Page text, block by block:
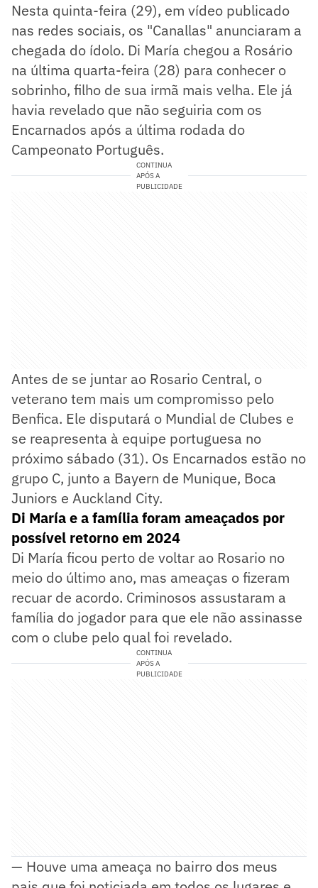
Nesta quinta-feira (29), em vídeo publicado
nas redes sociais, os "Canallas" anunciaram a
chegada do ídolo. Di María chegou a Rosário
na última quarta-feira (28) para conhecer o
sobrinho, filho de sua irmã mais velha. Ele já
havia revelado que não seguiria com os
Encarnados após a última rodada do
Campeonato Português.
CONTINUA
APÓS A
PUBLICIDADE
Antes de se juntar ao Rosario Central, o
veterano tem mais um compromisso pelo
Benfica. Ele disputará o Mundial de Clubes e
se reapresenta à equipe portuguesa no
próximo sábado (31). Os Encarnados estão no
grupo C, junto a Bayern de Munique, Boca
Juniors e Auckland City.
Di María e a família foram ameaçados por
possível retorno em 2024
Di María ficou perto de voltar ao Rosario no
meio do último ano, mas ameaças o fizeram
recuar de acordo. Criminosos assustaram a
família do jogador para que ele não assinasse
com o clube pelo qual foi revelado.
CONTINUA
APÓS A
PUBLICIDADE
— Houve uma ameaça no bairro dos meus